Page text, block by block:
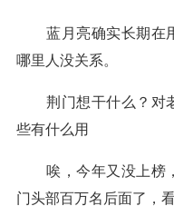
蓝月亮确实长期在用
哪里人没关系。
荆门想干什么？对老
些有什么用
唉，今年又没上榜，
门头部百万名后面了，